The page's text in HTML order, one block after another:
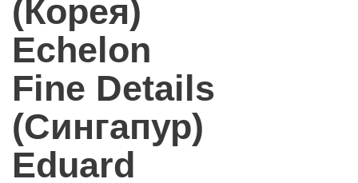
(Корея)
Echelon
Fine Details
(Сингапур)
Eduard